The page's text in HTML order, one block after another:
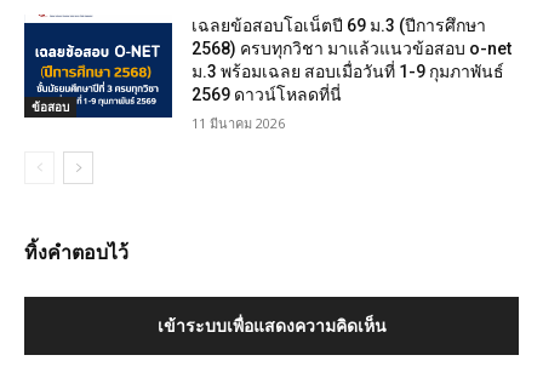
ข้อสอบ
เฉลยข้อสอบโอเน็ตปี 69 ม.3 (ปีการศึกษา
2568) ครบทุกวิชา มาแล้วแนวข้อสอบ o-net
ม.3 พร้อมเฉลย สอบเมื่อวันที่ 1-9 กุมภาพันธ์
2569 ดาวน์โหลดที่นี่
11 มีนาคม 2026
ทิ้งคำตอบไว้
เข้าระบบเพื่อแสดงความคิดเห็น